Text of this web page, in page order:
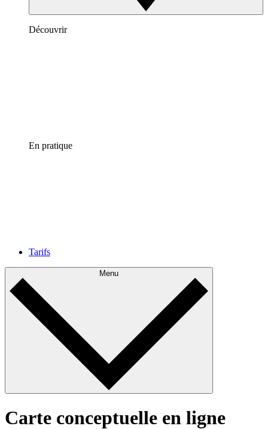
Découvrir
En pratique
Tarifs
Menu
Carte conceptuelle en ligne